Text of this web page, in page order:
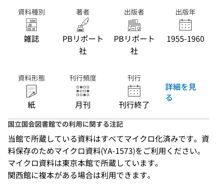
資料種別
雑誌
著者
PBリポート
社
出版者
PBリポート
社
出版年
1955-1960
資料形態
紙
刊行頻度
月刊
刊行
刊行終了
詳細を見
る
国立国会図書館での利用に関する注記
当館で所蔵している資料はすべてマイクロ化済みです。資
料保存のためマイクロ資料(YA-1573)をご利用ください。
マイクロ資料は東京本館で所蔵しています。
関西館に複本がある場合は利用できます。